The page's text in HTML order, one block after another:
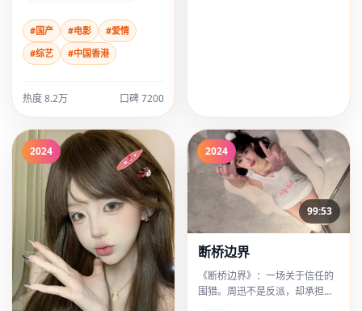
#国产 #电影
#爱情
#综艺
#中国香港
热度8.2万 口碑7200
2024 2024
99:53
断桥边界
《断桥边界》：一场关于信任的
围猎。周迅不是反派，却承担了